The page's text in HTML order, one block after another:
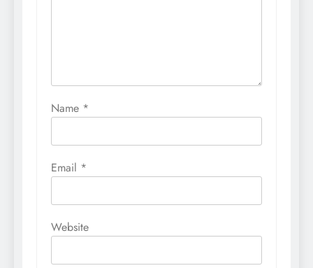
Name *
Email *
Website